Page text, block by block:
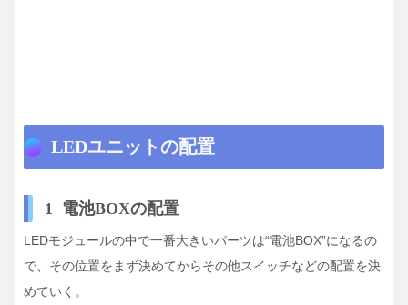
LEDユニットの配置
1 電池BOXの配置
LEDモジュールの中で一番大きいパーツは“電池BOX”になるの
で、その位置をまず決めてからその他スイッチなどの配置を決
めていく。